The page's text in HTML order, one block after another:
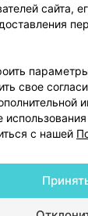
Вакансии
Написать в
сайта,
свое
с нашей